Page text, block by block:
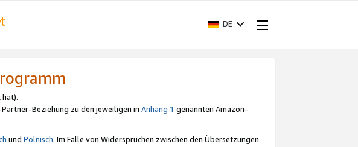
DE
hat).
Beziehung zu den jeweiligen in Anhang 1 genannten Amazon-
und Polnisch. Im Falle von Widersprüchen zwischen den Übersetzungen